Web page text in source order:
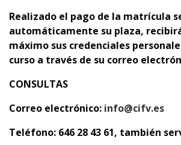
Realizado el pago de la matrícula
automáticamente su plaza,
máximo sus credenciales
curso a través de su correo
CONSULTAS
Correo electrónico: info@cifv.es
Teléfono: 646 28 43 61, también